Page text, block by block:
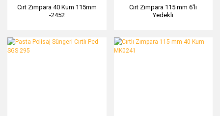
Cırt Zımpara 40 Kum 115mm
-2452
Cırt Zımpara 115 mm 6'lı
Yedekli